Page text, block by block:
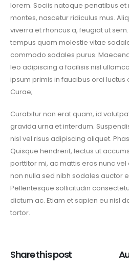
lorem. Sociis natoque penatibus
montes, nascetur ridiculus mus.
viverra et rhoncus a, feugiat ut
tempus quam molestie vitae
commodo sodales purus.
leo adipiscing a facilisis nisl
ipsum primis in faucibus orci
Curae;
Curabitur non erat quam, id
gravida urna et interdum.
nisl vel risus adipiscing aliquet.
Quisque hendrerit, lectus ut
porttitor mi, ac mattis eros nunc vel
non nulla sed nibh sodales auctor
Pellentesque sollicitudin
dictum ac. Etiam et sapien eu nisl
tortor.
Share this post